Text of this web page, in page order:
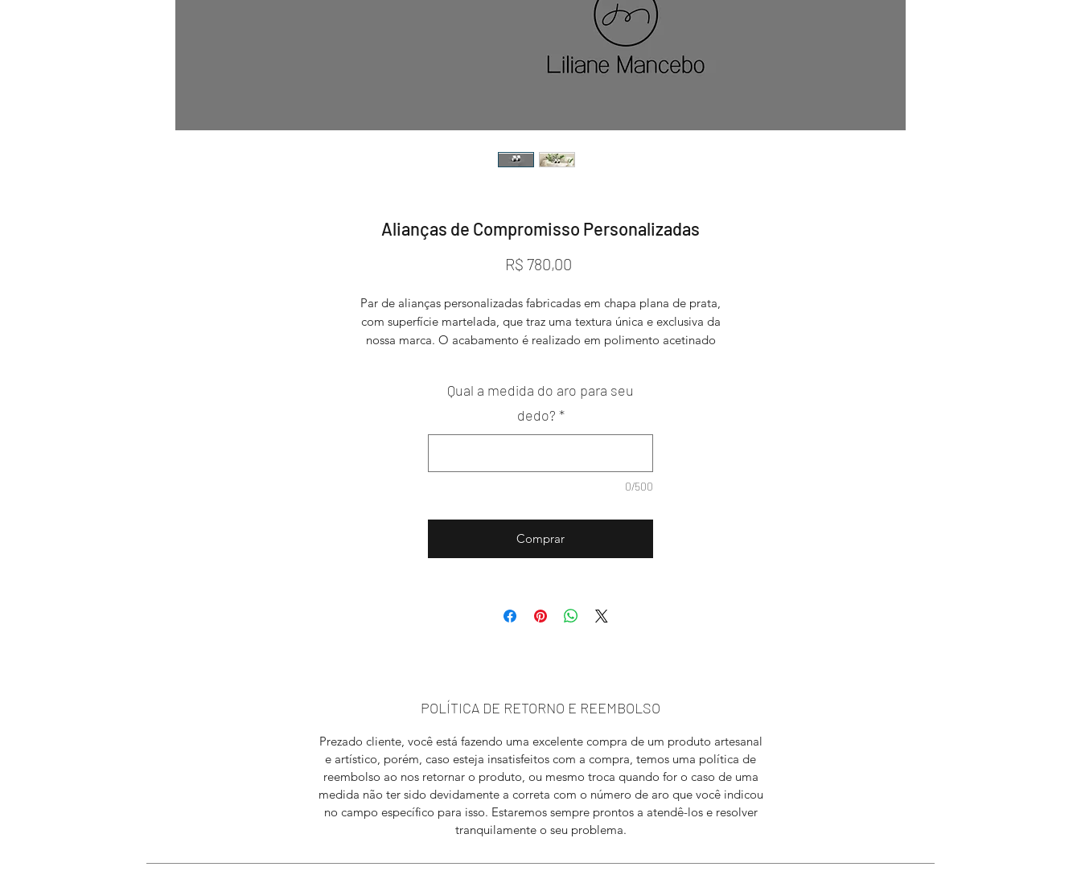
Alianças de Compromisso Personalizadas
R$ 780,00
Par de alianças personalizadas fabricadas em chapa plana de prata,
com superfície martelada, que traz uma textura única e exclusiva da
nossa marca. O acabamento é realizado em polimento acetinado
ouro 18k, havendo alterações no valor.
1,3 cm de largura X 0,1cm de espessura (aro de
acordo com o dedo do cliente)
Qual a medida do aro para seu
dedo? *
0/500
Comprar
POLÍTICA DE RETORNO E REEMBOLSO
Prezado cliente, você está fazendo uma excelente compra de um produto artesanal
e artístico, porém, caso esteja insatisfeitos com a compra, temos uma política de
reembolso ao nos retornar o produto, ou mesmo troca quando for o caso de uma
medida não ter sido devidamente a correta com o número de aro que você indicou
no campo específico para isso. Estaremos sempre prontos a atendê-los e resolver
tranquilamente o seu problema.